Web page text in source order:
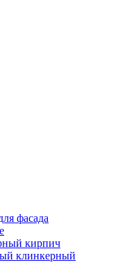
фасада
кирпич
клинкерный